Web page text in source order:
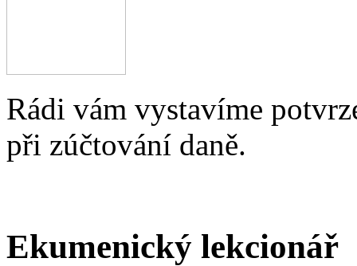
Rádi vám vystavíme
při zúčtování daně.
Ekumenický lekcionář